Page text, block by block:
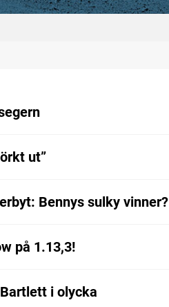
ut”
Bennys sulky vinner?
på 1.13,3!
i olycka